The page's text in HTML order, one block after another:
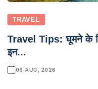
TRAVEL
Travel Tips: घूमने के
इन...
06 AUG, 2026